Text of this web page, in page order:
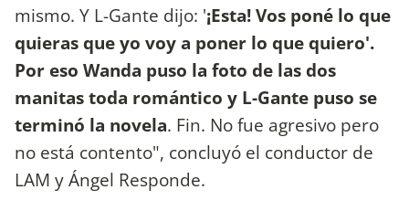
mismo. Y L-Gante dijo: '¡Esta! Vos poné lo que
quieras que yo voy a poner lo que quiero'.
Por eso Wanda puso la foto de las dos
manitas toda romántico y L-Gante puso se
terminó la novela. Fin. No fue agresivo pero
no está contento", concluyó el conductor de
LAM y Ángel Responde.